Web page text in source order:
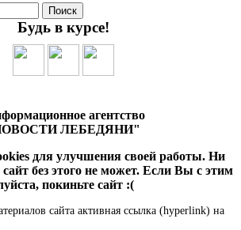
Будь в курсе!
агентство
ЛЕБЕДЯНИ"
для улучшения своей работы. Ни
без этого не может. Если Вы с этим
покиньте сайт :(
сайта активная ссылка (hyperlink) на